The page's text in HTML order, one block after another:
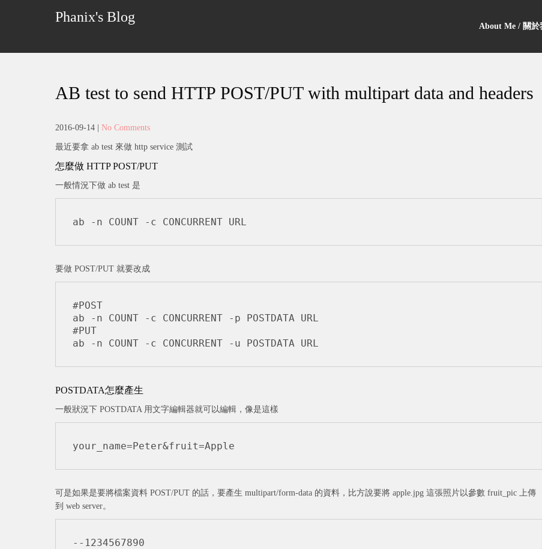
Phanix's Blog
About Me / 關於
AB test to send HTTP POST/PUT with multipart data and headers
2016-09-14 No Comments
最近要拿 ab test 來做 http service 測試
怎麼做 HTTP POST/PUT
一般情況下做 ab test 是
ab -n COUNT -c CONCURRENT URL
要做 POST/PUT 就要改成
#POST
ab -n COUNT -c CONCURRENT -p POSTDATA URL
#PUT
ab -n COUNT -c CONCURRENT -u POSTDATA URL
POSTDATA怎麼產生
一般狀況下 POSTDATA 用文字編輯器就可以編輯，像是這樣
your_name=Peter&fruit=Apple
可是如果是要將檔案資料 POST/PUT 的話，要產生 multipart/form-data 的資料，比方說要將 apple.jpg 這張照片以參數 fruit_pic 上傳
到 web server。
--1234567890